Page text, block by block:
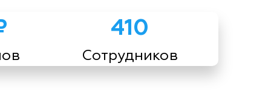
410
Сотрудников